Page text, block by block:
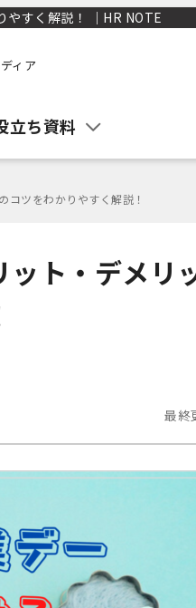
やすく解説！ ｜HR NOTE
ィア
立ち資料
コツをわかりやすく解説！
ト・デメリ
最終